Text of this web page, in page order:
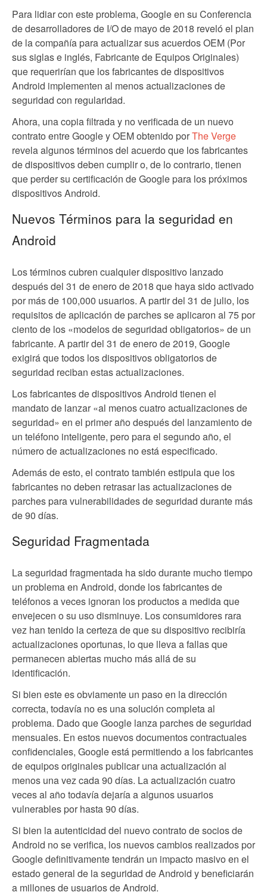
Para lidiar con este problema, Google en su Conferencia
de desarrolladores de I/O de mayo de 2018 reveló el plan
de la compañía para actualizar sus acuerdos OEM (Por
sus siglas e inglés, Fabricante de Equipos Originales)
que requerirían que los fabricantes de dispositivos
Android implementen al menos actualizaciones de
seguridad con regularidad.
Ahora, una copia filtrada y no verificada de un nuevo
contrato entre Google y OEM obtenido porThe Verge
revela algunos términos del acuerdo que los fabricantes
de dispositivos deben cumplir o, de lo contrario, tienen
que perder su certificación de Google para los próximos
dispositivos Android.
Nuevos Términos para la seguridad en
Android
Los términos cubren cualquier dispositivo lanzado
después del 31 de enero de 2018 que haya sido activado
por más de 100,000 usuarios. A partir del 31 de julio, los
requisitos de aplicación de parches se aplicaron al 75 por
ciento de los «modelos de seguridad obligatorios» de un
fabricante. A partir del 31 de enero de 2019, Google
exigirá que todos los dispositivos obligatorios de
seguridad reciban estas actualizaciones.
Los fabricantes de dispositivos Android tienen el
mandato de lanzar «al menos cuatro actualizaciones de
seguridad» en el primer año después del lanzamiento de
un teléfono inteligente, pero para el segundo año, el
número de actualizaciones no está especificado.
Además de esto, el contrato también estipula que los
fabricantes no deben retrasar las actualizaciones de
parches para vulnerabilidades de seguridad durante más
de 90 días.
Seguridad Fragmentada
La seguridad fragmentada ha sido durante mucho tiempo
un problema en Android, donde los fabricantes de
teléfonos a veces ignoran los productos a medida que
envejecen o su uso disminuye. Los consumidores rara
vez han tenido la certeza de que su dispositivo recibiría
actualizaciones oportunas, lo que lleva a fallas que
permanecen abiertas mucho más allá de su
identificación.
Si bien este es obviamente un paso en la dirección
correcta, todavía no es una solución completa al
problema. Dado que Google lanza parches de seguridad
mensuales. En estos nuevos documentos contractuales
confidenciales, Google está permitiendo a los fabricantes
de equipos originales publicar una actualización al
menos una vez cada 90 días. La actualización cuatro
veces al año todavía dejaría a algunos usuarios
vulnerables por hasta 90 días.
Si bien la autenticidad del nuevo contrato de socios de
Android no se verifica, los nuevos cambios realizados por
Google definitivamente tendrán un impacto masivo en el
estado general de la seguridad de Android y beneficiarán
a millones de usuarios de Android.